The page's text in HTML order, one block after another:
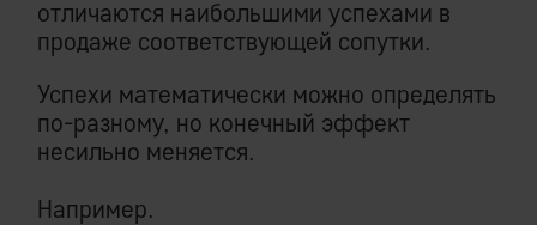
отличаются наибольшими успехами в
продаже соответствующей сопутки.
Успехи математически можно определять
по-разному, но конечный эффект
несильно меняется.
Например.